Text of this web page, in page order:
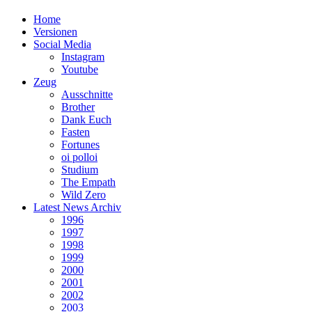
Home
Versionen
Social Media
Instagram
Youtube
Zeug
Ausschnitte
Brother
Dank Euch
Fasten
Fortunes
oi polloi
Studium
The Empath
Wild Zero
Latest News Archiv
1996
1997
1998
1999
2000
2001
2002
2003